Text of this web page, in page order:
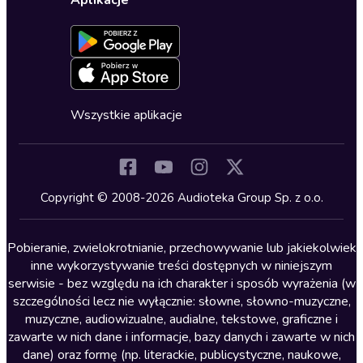
Dla młodzieży
Kryminały
Lektury szkolne
Literatura anglojęzyczna
Literatura faktu
Literatura obyczajowa
Literatura piękna obca
Literatura piękna polska
Formularz zgłaszania nielegalnych treści
Deklaracja dostępności
Oferta dla firm i bibliotek
Dołącz do newslettera
Blog
Zapowiedzi
Cykle audiobooków
Wszystkie aplikacje
Copyright © 2008-2026 Audioteka Group Sp. z o.o.
Pobieranie, zwielokrotnianie, przechowywanie lub jakiekolwiek
inne wykorzystywanie treści dostępnych w niniejszym
serwisie - bez względu na ich charakter i sposób wyrażenia (w
szczególności lecz nie wyłącznie: słowne, słowno-muzyczne,
muzyczne, audiowizualne, audialne, tekstowe, graficzne i
zawarte w nich dane i informacje, bazy danych i zawarte w nich
dane) oraz formę (np. literackie, publicystyczne, naukowe,